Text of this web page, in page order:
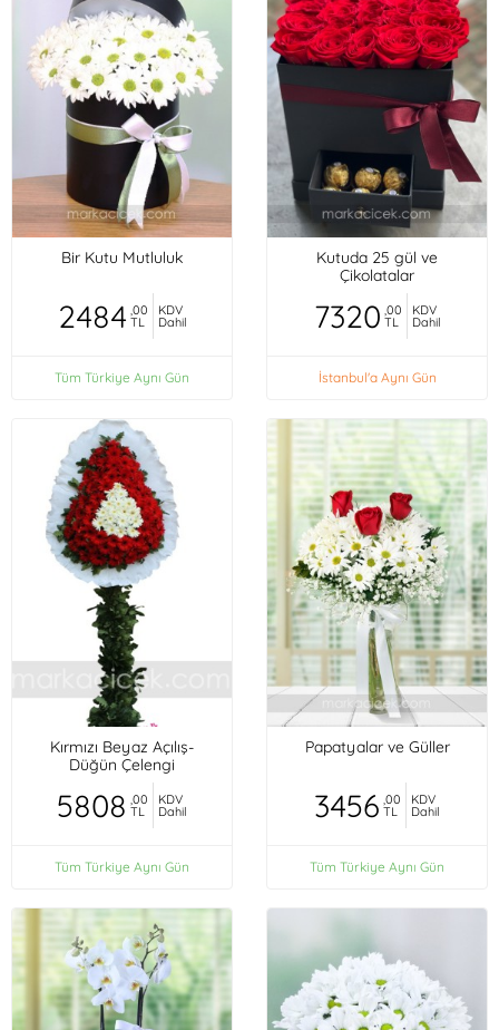
Bir Kutu Mutluluk
2484 ,00
TL
KDV
Dahil
Tüm Türkiye Aynı Gün
Kutuda 25 gül ve
Çikolatalar
7320 ,00
TL
KDV
Dahil
İstanbul'a Aynı Gün
Kırmızı Beyaz Açılış-
Düğün Çelengi
5808 ,00
TL
KDV
Dahil
Tüm Türkiye Aynı Gün
Papatyalar ve Güller
3456 ,00
TL
KDV
Dahil
Tüm Türkiye Aynı Gün